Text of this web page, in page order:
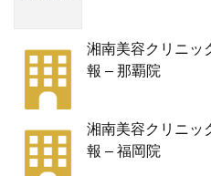
湘南美容クリニッ
報 – 那覇院
湘南美容クリニッ
報 – 福岡院